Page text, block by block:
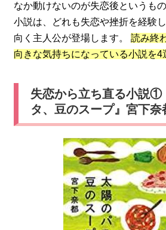
なか動けないのが失恋後というも
小説は、どれも失恋や挫折を経験
向く主人公が登場します。読み終
向きな気持ちになっている小説を4
失恋から立ち直る小説①
タ、豆のスープ』宮下奈